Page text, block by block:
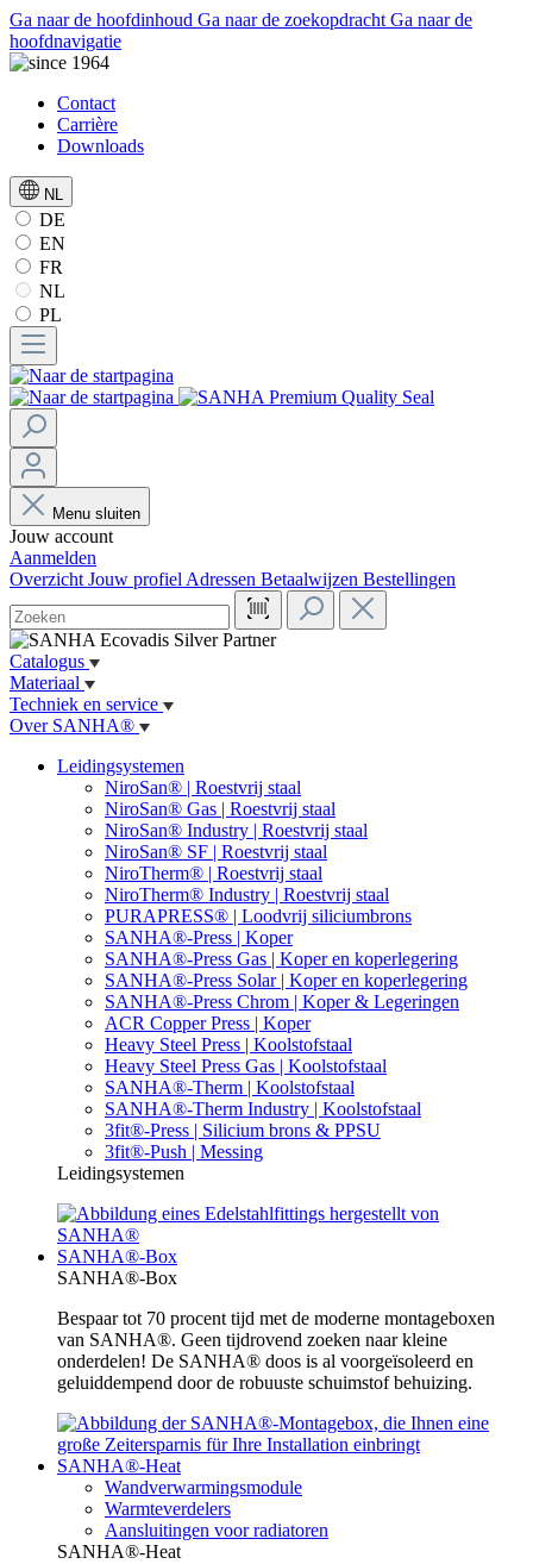
Ga naar de hoofdinhoud Ga naar de zoekopdracht Ga naar de
hoofdnavigatie
Contact
Carrière
Downloads
NL
DE
EN
FR
NL
PL
Menu sluiten
Jouw account
Aanmelden
Overzicht Jouw profiel Adressen Betaalwijzen Bestellingen
Catalogus
Materiaal
Techniek en service
Over SANHA®
Leidingsystemen
NiroSan® | Roestvrij staal
NiroSan® Gas | Roestvrij staal
NiroSan® Industry | Roestvrij staal
NiroSan® SF | Roestvrij staal
NiroTherm® | Roestvrij staal
NiroTherm® Industry | Roestvrij staal
PURAPRESS® | Loodvrij siliciumbrons
SANHA®-Press | Koper
SANHA®-Press Gas | Koper en koperlegering
SANHA®-Press Solar | Koper en koperlegering
SANHA®-Press Chrom | Koper & Legeringen
ACR Copper Press | Koper
Heavy Steel Press | Koolstofstaal
Heavy Steel Press Gas | Koolstofstaal
SANHA®-Therm | Koolstofstaal
SANHA®-Therm Industry | Koolstofstaal
3fit®-Press | Silicium brons & PPSU
3fit®-Push | Messing
Leidingsystemen
SANHA®-Box
SANHA®-Box
Bespaar tot 70 procent tijd met de moderne montageboxen
van SANHA®. Geen tijdrovend zoeken naar kleine
onderdelen! De SANHA® doos is al voorgeïsoleerd en
geluiddempend door de robuuste schuimstof behuizing.
SANHA®-Heat
Wandverwarmingsmodule
Warmteverdelers
Aansluitingen voor radiatoren
SANHA®-Heat